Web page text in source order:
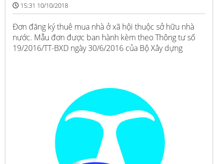
15:31 10/10/2018
Đơn đăng ký thuê mua nhà ở xã hội thuộc sở hữu nhà
nước. Mẫu đơn được ban hành kèm theo Thông tư số
19/2016/TT-BXD ngày 30/6/2016 của Bộ Xây dựng